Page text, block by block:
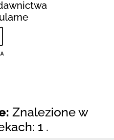
Znalezione w
1 .